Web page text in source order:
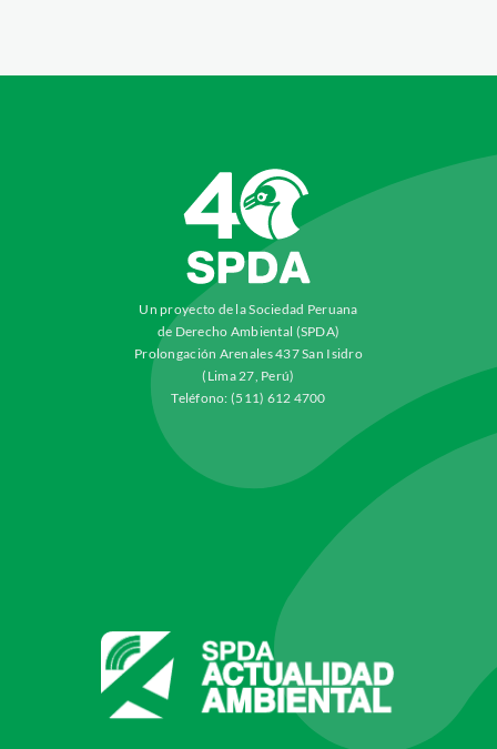
Un proyecto de la Sociedad Peruana
de Derecho Ambiental (SPDA)
Prolongación Arenales 437 San Isidro
(Lima 27, Perú)
Teléfono: (511) 612 4700